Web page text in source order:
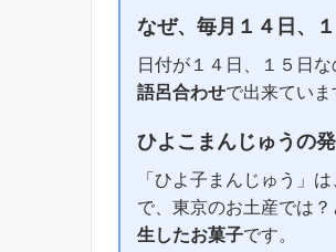
なぜ、毎月１４日、
日付が１４日、１５日
語呂合わせで出来ていま
ひよこまんじゅうの
「ひよ子まんじゅう」
で、東京のお土産では
生したお菓子です。